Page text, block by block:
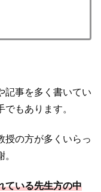
記事を多く書いてい
もあります。
授の方が多くいらっ
ている先生方の中